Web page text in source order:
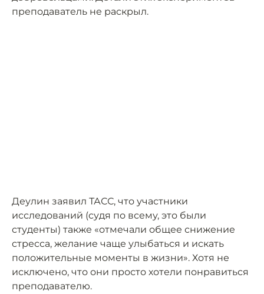
преподаватель не раскрыл.
Деулин заявил ТАСС, что участники
исследований (судя по всему, это были
студенты) также «отмечали общее снижение
стресса, желание чаще улыбаться и искать
положительные моменты в жизни». Хотя не
исключено, что они просто хотели понравиться
преподавателю.